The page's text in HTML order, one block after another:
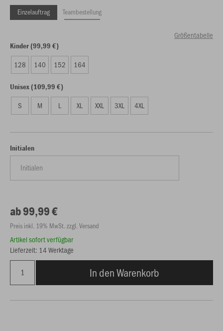
Einzelauftrag Teambestellung
Größentabelle
Kinder (99,99 €)
128 140 152 164
Unisex (109,99 €)
S M L XL XXL 3XL 4XL
Initialen
ab 99,99 €
Preis inkl. 19% MwSt. zzgl. Versand
Artikel sofort verfügbar
Lieferzeit: 14 Werktage
In den Warenkorb